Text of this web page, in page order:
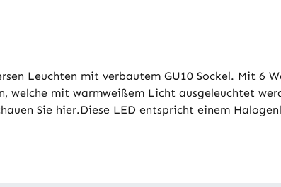
Leuchten mit verbautem GU10 Sockel. Mit 6
welche mit warmweißem Licht ausgeleuchtet
Sie hier.Diese LED entspricht einem